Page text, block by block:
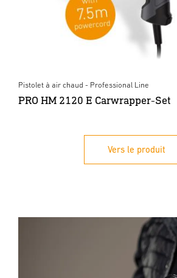
Pistolet à air chaud - Professional Line
PRO HM 2120 E Carwrapper-Set
Vers le produit